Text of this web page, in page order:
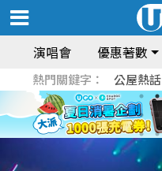
演唱會 優惠著數
熱門關鍵字： 公屋熱話